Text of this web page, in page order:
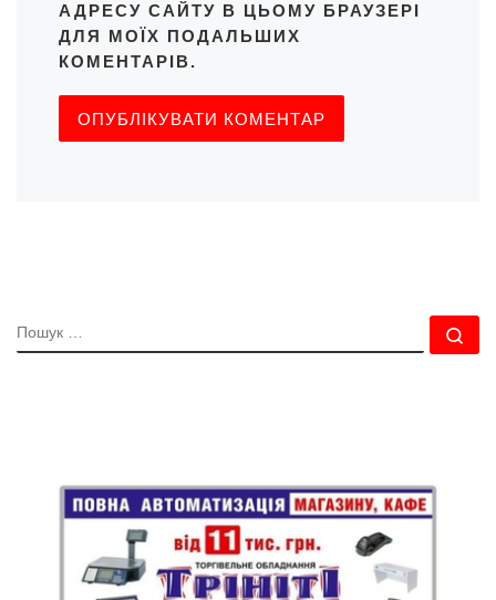
АДРЕСУ САЙТУ В ЦЬОМУ БРАУЗЕРІ
ДЛЯ МОЇХ ПОДАЛЬШИХ
КОМЕНТАРІВ.
ПОШУК